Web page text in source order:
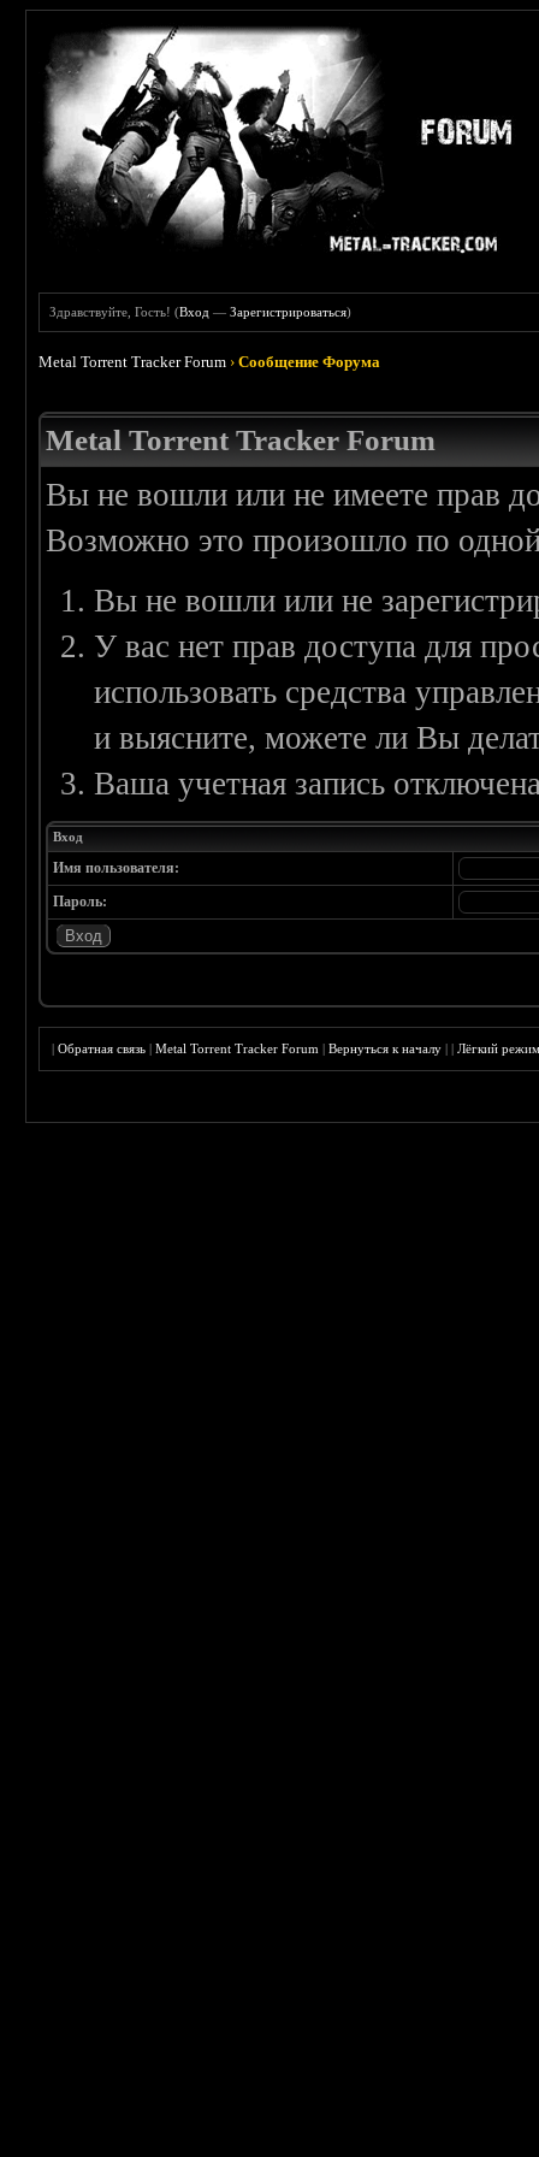
Здравствуйте, Гость! (Вход —Зарегистрироваться)
Metal Torrent Tracker Forum ›Сообщение Форума
Metal Torrent Tracker Forum
Вы не вошли или не имеете прав
Возможно это произошло по
Вы не вошли или не
У вас нет прав доступа для
использовать средства
и выясните, можете ли Вы
Ваша учетная запись
Вход
Имя пользователя:
Пароль:
|Обратная связь |Metal Torrent Tracker Forum |Вернуться к началу ||Лёгкий